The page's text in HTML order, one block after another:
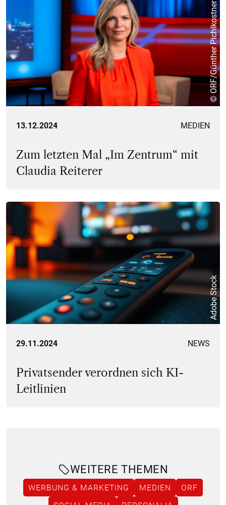
© ORF/Günther Pichlkostner
13.12.2024 MEDIEN
Zum letzten Mal „Im Zentrum“ mit
Claudia Reiterer
Adobe Stock
29.11.2024 NEWS
Privatsender verordnen sich KI-
Leitlinien
WEITERE THEMEN
WERBUNG & MARKETING MEDIEN
ORF